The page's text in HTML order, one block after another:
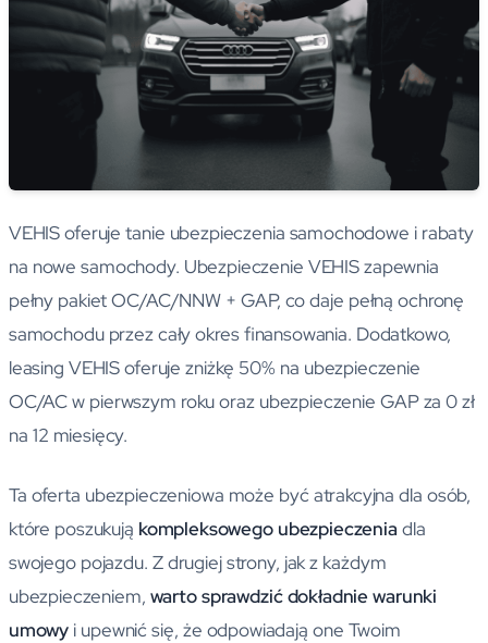
VEHIS oferuje tanie ubezpieczenia samochodowe i rabaty
na nowe samochody. Ubezpieczenie VEHIS zapewnia
pełny pakiet OC/AC/NNW + GAP, co daje pełną ochronę
samochodu przez cały okres finansowania. Dodatkowo,
leasing VEHIS oferuje zniżkę 50% na ubezpieczenie
OC/AC w pierwszym roku oraz ubezpieczenie GAP za 0 zł
na 12 miesięcy.
Ta oferta ubezpieczeniowa może być atrakcyjna dla osób,
które poszukują kompleksowego ubezpieczenia dla
swojego pojazdu. Z drugiej strony, jak z każdym
ubezpieczeniem, warto sprawdzić dokładnie warunki
umowy i upewnić się, że odpowiadają one Twoim